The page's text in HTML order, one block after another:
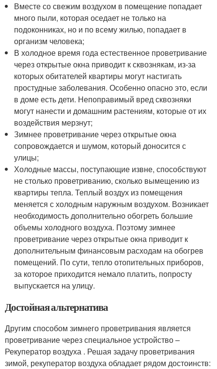
Вместе со свежим воздухом в помещение попадает
много пыли, которая оседает не только на
подоконниках, но и по всему жилью, попадает в
организм человека;
В холодное время года естественное проветривание
через открытые окна приводит к сквознякам, из-за
которых обитателей квартиры могут настигать
простудные заболевания. Особенно опасно это, если
в доме есть дети. Непоправимый вред сквозняки
могут нанести и домашним растениям, которые от их
воздействия мерзнут;
Зимнее проветривание через открытые окна
сопровождается и шумом, который доносится с
улицы;
Холодные массы, поступающие извне, способствуют
не столько проветриванию, сколько вымещению из
квартиры тепла. Теплый воздух из помещения
меняется с холодным наружным воздухом. Возникает
необходимость дополнительно обогреть большие
объемы холодного воздуха. Поэтому зимнее
проветривание через открытые окна приводит к
дополнительным финансовым расходам на обогрев
помещений. По сути, тепло отопительных приборов,
за которое приходится немало платить, попросту
выпускается на улицу.
Достойная альтернатива
Другим способом зимнего проветривания является
проветривание через специальное устройство –
Рекуператор воздуха . Решая задачу проветривания
зимой, рекуператор воздуха обладает рядом достоинств: